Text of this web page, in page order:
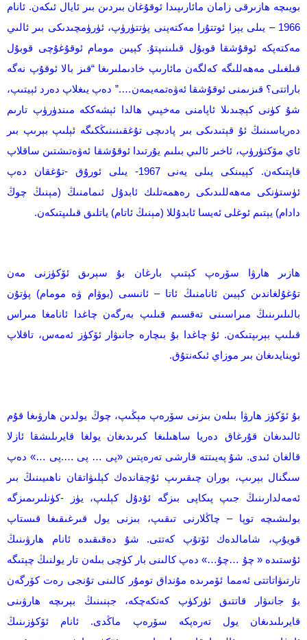
بويىچە ھازىرقى زامان مائارىپىدا ئوقۇغان بىردىن بىر ئايال ئىكەن. ئانام
1966 – يىلى يېزا ئوتتۇرا مەكتەپنى پۈتتۈرۈپ، ئۈرۈمچىدىكى بىر ئالىي
مەكتەپكە ئوقۇشقا قوبۇل قىلىنىپتۇ. كېيىن مومام ئوقۇغۇچى قوبۇل
قىلغىلى مەھەللىگە كەلگەن مائارىپ خادىملىرىغا “قىز بالا ئوقۇپ نەگە
باراتتى؟ قىزىمنى ئوقۇشقا ئەۋەتمەيمەن….” دەپ يىغلاپ دەرد ئېيتىپ،
شۇ كۈنى كېچىدىلا ئاپامنى مەخپىي ھالدا ئېشەككە مىندۈرۈپ تارىم
دەرياسىنىڭ ئۇ قېتىدىكى بىر پادىچى تۇغقىنىنىڭكىگە ئېلىپ بېرىپ بىر
ئاي مۆكتۈرۈپ، ئاخىر ئالىي بىلىم يۇرتىدا ئوقۇشقا ئەۋەتىشتىن ساقلاپ
قاپتىكەن. كېيىنكى يىلى يەنى 1967- يىلى ئورۇق -تۇغقان دەپ
ئۈستۈنكى مەھەللىدىكى رەھمەتلىك ئابدۇل ئىمامنىڭ (مېنىڭ چوڭ
دادام) يېتىم ئوغلى ئەيسا ئابدۇللا (مېنىڭ ئاتام) ياتلىق قىلىپتىكەن.
ھازىر ھارۋا سۆرەپ كېتىپ بارغان بۇ سېرىق ئۆكۈزنى مەن
تۇغۇلغاندىن كېيىن ئانامنىڭ ئاتا – ئانىسى (بوۋام ۋە مومام) پۈتۇن
بالىلىرىنىڭ مىراسىنى تەقسىم قىلىپ بەرگەن چاغدا ئانامغا مىراس
قىلىپ بېرىپتىكەن. ئۇ چاغدا بۇ بىچارە جانىۋار ئۆكۈز ئەمەس، تاقلاپ
ئوينايدىغان بىر موزاي ئىكەنتۇق.
بۇ ئۆكۈز ھارۋا بىلەن بىزنى سۆرەپ مېڭىپ، چوڭ يولدىن ھارۋىغا قۇم
ئالىدىغان قۇرغاق دەريا ساھىلىغا كىرىدىغان يولغا قايرىلىشقا ئازلا
قالغان ئىدى. شۇ پەيىتتە قارشى تەرەپتىن «پى … پى ….پى …» دەپ
سىگنال بېرىپ، بوران چىقىرىپ ئۇچقاندەك كېلىۋاتقان ناھىيىنىڭ بىر
ئەمەلدارىنىڭ جىپ پىكاپى بىزگە ئۇدۇل كېلىپ، يۈز -كۈنلىرىمىزگە
بولىشىچە توپا – چاڭلارنى تىقىپ، بىزنى يول قىرغىقىغا قىستاپ
قويۇپ، شامالدەك ئۆتۇپ كەتتى. شۇ دەقىقىدە ئانام ھارۋىنىڭ
ئۇستىدە « چۇ …چۇ…» دەپ كالىنى بار كۈچى بىلەن تار يولنىڭ چېتىگە
تارتىۋاتاتتى ئەمما ئۆمرىدە مۇنداق تومۇر كالىنى تۇنجى رەت كۆرگەن
بۇ جانىۋار قاتتىق ئۈركۈپ كەتكەچكە، جېنىنىڭ بېرىچە ھارۋىنى
قايرىلىدىغان يول تەرەپكە سۆرەپ ماڭدى. ئانام ئۆكۈزىنىڭ